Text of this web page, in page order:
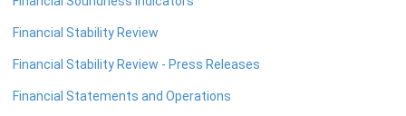
நாணய அருங்காட்சியகம்
Financial Stability Review
Financial Stability Review - Press Releases
Financial Statements and Operations